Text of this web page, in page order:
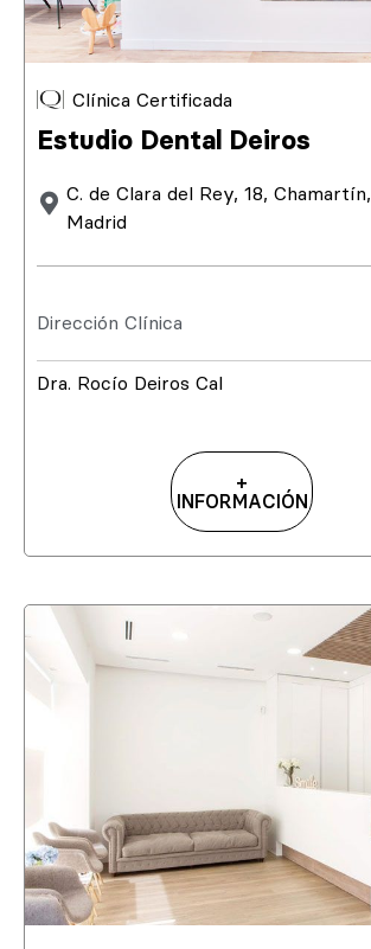
Clínica Certificada
Estudio Dental Deiros
C. de Clara del Rey, 18,
Madrid
Dirección Clínica
Dra. Rocío Deiros Cal
+
INFORMACIÓN